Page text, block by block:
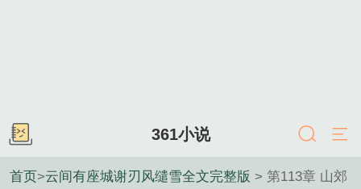
361小说
首页>云间有座城谢刃风缱雪全文完整版 > 第113章 山郊